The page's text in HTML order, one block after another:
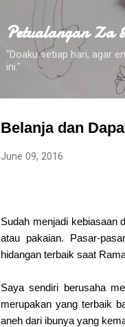
Petualangan Za
"Doaku setiap hari, agar
ini."
Belanja dan
June 09, 2016
Sudah menjadi kebiasaan
atau pakaian. Pasar-
hidangan terbaik saat
Saya sendiri berusaha
merupakan yang terbaik
aneh dari ibunya yang